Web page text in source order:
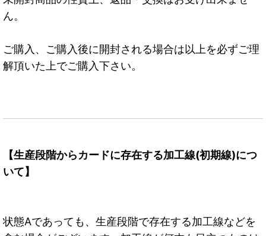
ん。
ご購入、ご購入後に開封される場合は以上を必ずご理
解頂いた上でご購入下さい。
【生産段階からカードに存在する加工線(初期線)につ
いて】
状態Aであっても、生産段階で存在する加工線などを